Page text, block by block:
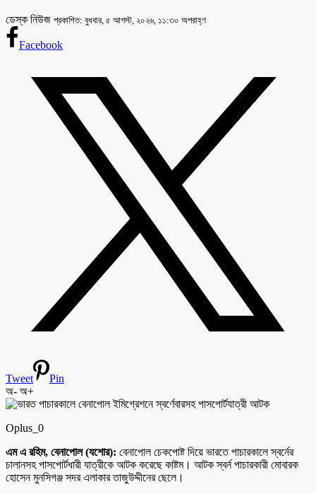
ডেস্ক নিউজ প্রকাশিত: বুধবার, ৫ আগস্ট, ২০২৬, ১১:৩০ অপরাহ্ণ
Facebook
Tweet
Pin
অ- অ+
Oplus_0
এম এ রহিম, বেনাপোল (যশোর): বেনাপোল চেকপোষ্ট দিয়ে ভারতে পাচারকালে স্বর্নের
চালানসহ পাসপোর্টধারী যাত্রীকে আটক করেছে কাষ্টম। আটক স্বর্ন পাচারকারী মোবারক
হোসেন মুনসিগঞ্জ সদর এলাকার তাজুউদ্দীনের ছেলে।